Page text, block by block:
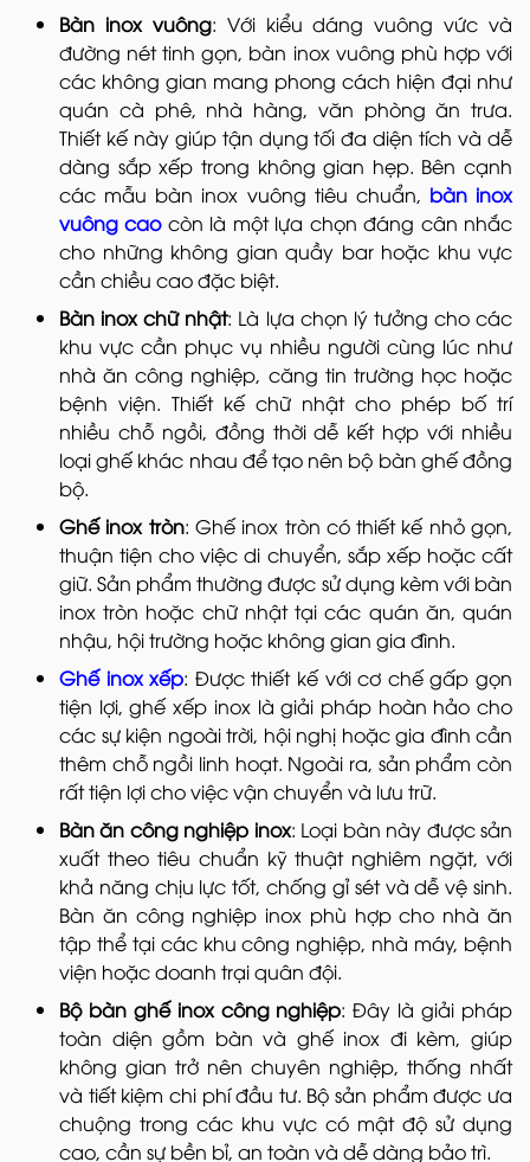
Bàn inox vuông: Với kiểu dáng vuông vức và
đường nét tinh gọn, bàn inox vuông phù hợp với
các không gian mang phong cách hiện đại như
quán cà phê, nhà hàng, văn phòng ăn trưa.
Thiết kế này giúp tận dụng tối đa diện tích và dễ
dàng sắp xếp trong không gian hẹp. Bên cạnh
các mẫu bàn inox vuông tiêu chuẩn, bàn inox
vuông caocòn là một lựa chọn đáng cân nhắc
cho những không gian quầy bar hoặc khu vực
cần chiều cao đặc biệt.
Bàn inox chữ nhật: Là lựa chọn lý tưởng cho các
khu vực cần phục vụ nhiều người cùng lúc như
nhà ăn công nghiệp, căng tin trường học hoặc
bệnh viện. Thiết kế chữ nhật cho phép bố trí
nhiều chỗ ngồi, đồng thời dễ kết hợp với nhiều
loại ghế khác nhau để tạo nên bộ bàn ghế đồng
bộ.
Ghế inox tròn: Ghế inox tròn có thiết kế nhỏ gọn,
thuận tiện cho việc di chuyển, sắp xếp hoặc cất
giữ. Sản phẩm thường được sử dụng kèm với bàn
inox tròn hoặc chữ nhật tại các quán ăn, quán
nhậu, hội trường hoặc không gian gia đình.
Ghế inox xếp: Được thiết kế với cơ chế gấp gọn
tiện lợi, ghế xếp inox là giải pháp hoàn hảo cho
các sự kiện ngoài trời, hội nghị hoặc gia đình cần
thêm chỗ ngồi linh hoạt. Ngoài ra, sản phẩm còn
rất tiện lợi cho việc vận chuyển và lưu trữ.
Bàn ăn công nghiệp inox: Loại bàn này được sản
xuất theo tiêu chuẩn kỹ thuật nghiêm ngặt, với
khả năng chịu lực tốt, chống gỉ sét và dễ vệ sinh.
Bàn ăn công nghiệp inox phù hợp cho nhà ăn
tập thể tại các khu công nghiệp, nhà máy, bệnh
viện hoặc doanh trại quân đội.
Bộ bàn ghế inox công nghiệp: Đây là giải pháp
toàn diện gồm bàn và ghế inox đi kèm, giúp
không gian trở nên chuyên nghiệp, thống nhất
và tiết kiệm chi phí đầu tư. Bộ sản phẩm được ưa
chuộng trong các khu vực có mật độ sử dụng
cao, cần sự bền bỉ, an toàn và dễ dàng bảo trì.